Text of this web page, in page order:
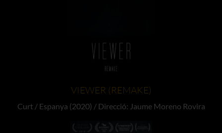
VIEWER (REMAKE)
Curt / Espanya (2020) / Direcció: Jaume Moreno Rovira